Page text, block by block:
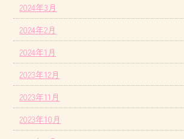
2024年3月
2024年2月
2024年1月
2023年12月
2023年11月
2023年10月